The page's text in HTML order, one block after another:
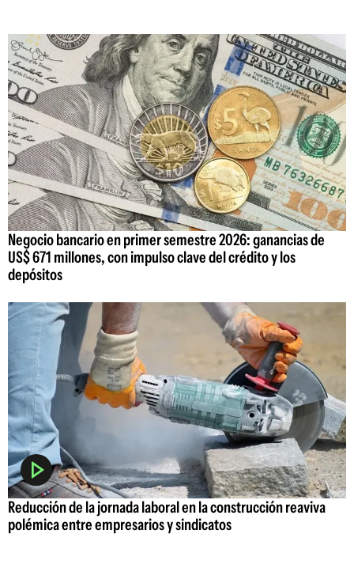
Negocio bancario en primer semestre 2026: ganancias de
US$ 671 millones, con impulso clave del crédito y los
depósitos
Reducción de la jornada laboral en la construcción reaviva
polémica entre empresarios y sindicatos